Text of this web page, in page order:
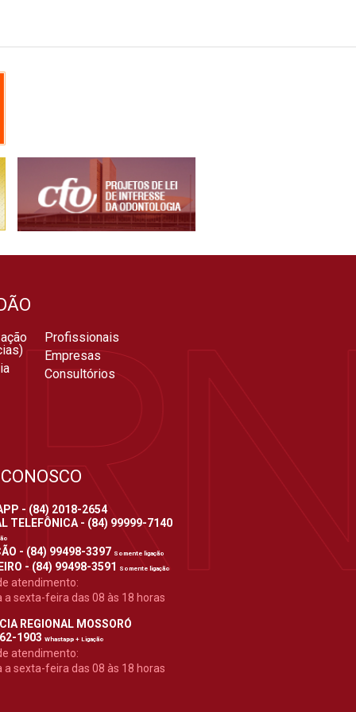
Profissionais
Empresas
Consultórios
- (84) 2018-2654
TELEFÔNICA - (84) 99999-7140
- (84) 99498-3397 Somente ligação
- (84) 99498-3591 Somente ligação
atendimento:
a sexta-feira das 08 às 18 horas
REGIONAL MOSSORÓ
1903 Whastapp + Ligação
atendimento:
a sexta-feira das 08 às 18 horas